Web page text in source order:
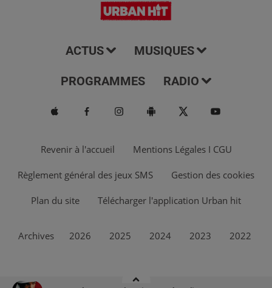
ACTUS MUSIQUES
PROGRAMMES RADIO
Revenir à l'accueil Mentions Légales I CGU
Règlement général des jeux SMS Gestion des cookies
Plan du site Télécharger l'application Urban hit
Archives 2026 2025 2024 2023 2022